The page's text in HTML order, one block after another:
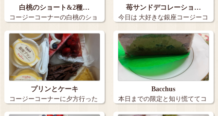
白桃のショート&2種…
コージーコーナーの白桃のショ
ートと2種の…
苺サンドデコレーショ…
今日は 大好きな銀座コージーコ
ーナーで…
プリンとケーキ
コージーコーナーに夕方行った
ら、これしか…
Bacchus
本日までの限定と知り慌ててコ
ージーコーナ…